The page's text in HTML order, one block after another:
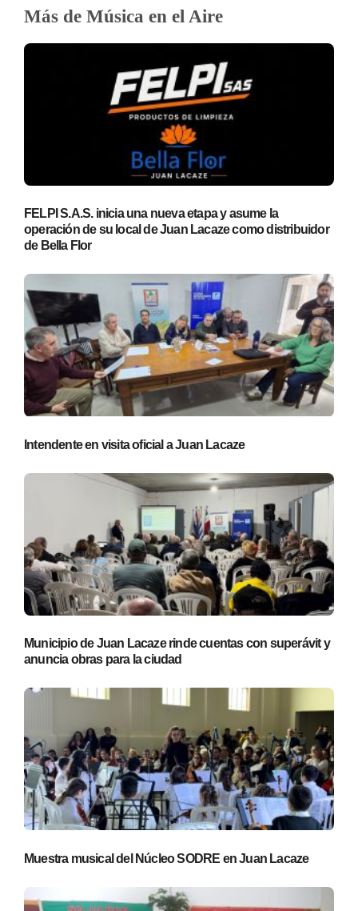
Más de Música en el Aire
FELPI S.A.S. inicia una nueva etapa y asume la
operación de su local de Juan Lacaze como distribuidor
de Bella Flor
Intendente en visita oficial a Juan Lacaze
Municipio de Juan Lacaze rinde cuentas con superávit y
anuncia obras para la ciudad
Muestra musical del Núcleo SODRE en Juan Lacaze